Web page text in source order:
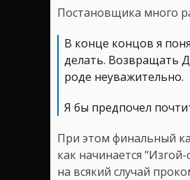
Постановщика много
В конце концов я
делать. Возвращать
роде неуважительно.
Я бы предпочел
При этом финальный
как начинается
на всякий случай